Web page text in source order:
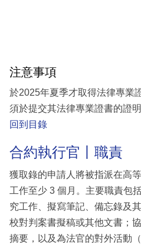
注意事項
於2025年夏季才取得法律專業
須於提交其法律專業證書的證
回到目錄
合約執行官丨職責
獲取錄的申請人將被指派在高
工作至少 3 個月。主要職責包
究工作、擬寫筆記、備忘錄及
校對判案書擬稿或其他文書；
摘要，以及為法官的對外活動